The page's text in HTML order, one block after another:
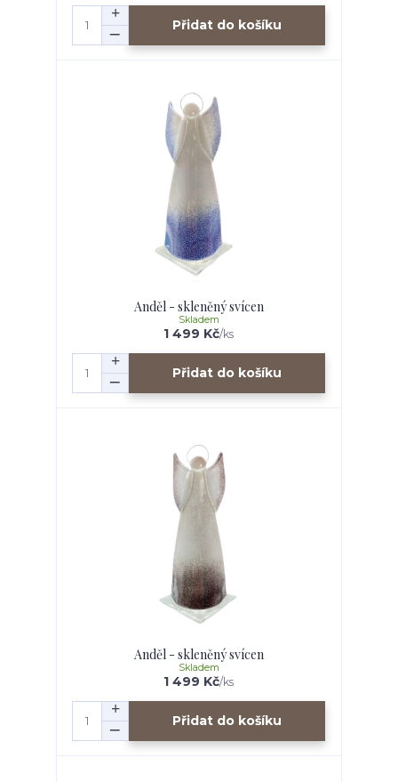
Přidat do košíku
Anděl - skleněný svícen
1 499 Kč/ks
Skladem
Přidat do košíku
Anděl - skleněný svícen
1 499 Kč/ks
Skladem
Přidat do košíku